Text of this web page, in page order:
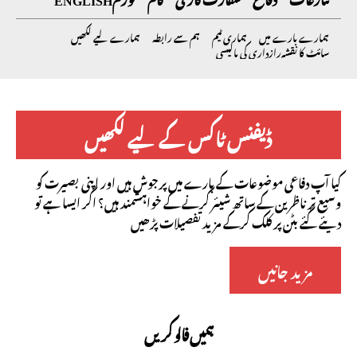
ہمارے بارے میں ہماری ٹیم ہم سے رابطہ ہمارے لیے لکھیں
سائٹ کا نقشہرازداری کی پالیسی
ڈیفنس ٹاکس کے لیے لکھیں
کیا آپ دفاعی موضوعات کے بارے میں پرجوش ہیں اور اپنی بصیرت کو
وسیع تر ناظرین کے ساتھ شیئر کرنے کے خواہشمند ہیں؟ اگر ایسا ہے تو
دیئے گئے بٹن پر کلک کرکے مزید تفصیلات پڑھیں
مزید جانیں
ہمیں فالو کریں